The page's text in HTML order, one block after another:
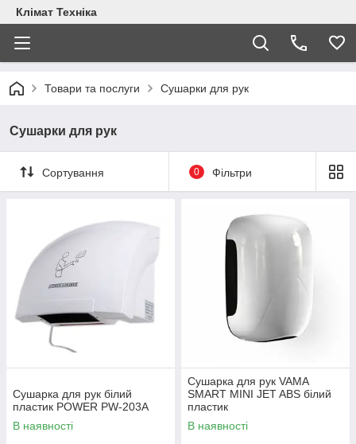
Клімат Техніка
Товари та послуги Сушарки для рук
Сушарки для рук
Сортування 0 Фільтри
Сушарка для рук білий
пластик POWER PW-203A
В наявності
Сушарка для рук VAMA
SMART MINI JET ABS білий
пластик
В наявності